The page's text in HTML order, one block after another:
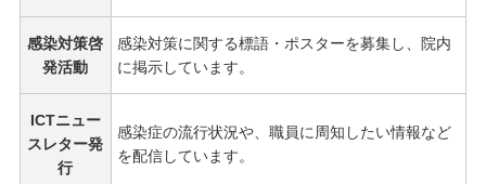
感染対策啓
発活動
感染対策に関する標語・ポスターを募集し、院内
に掲示しています。
ICTニュー
スレター発
行
感染症の流行状況や、職員に周知したい情報など
を配信しています。